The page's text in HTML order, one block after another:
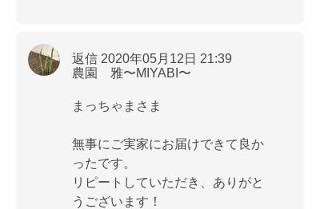
返信 2020年05月12日 21:39
農園 雅〜MIYABI〜
まっちゃまさま
無事にご実家にお届けできて良か
ったです。
リピートしていただき、ありがと
うございます！